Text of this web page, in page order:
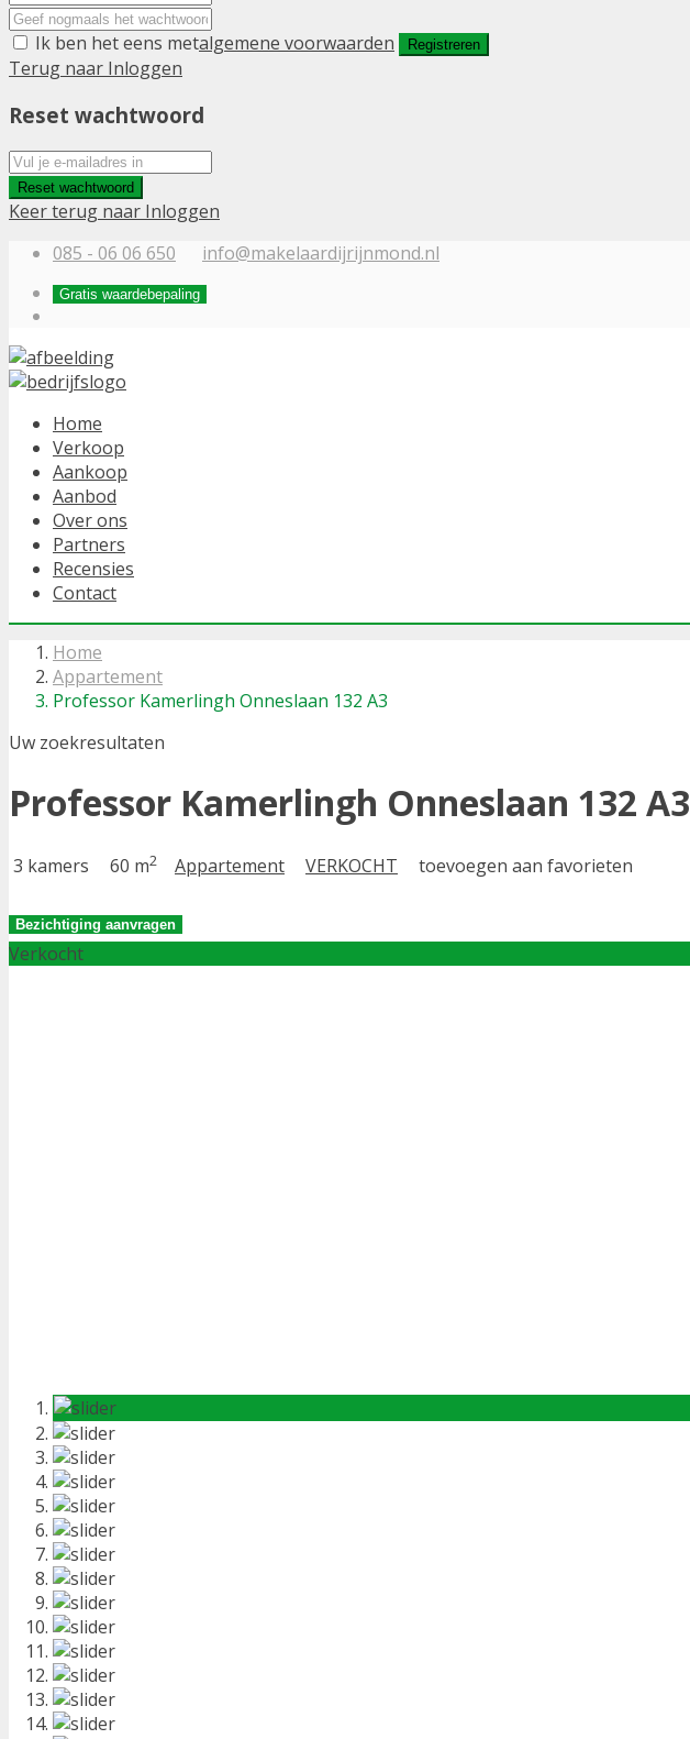
Ik ben het eens metalgemene voorwaarden Registreren
Terug naar Inloggen
Reset wachtwoord
Reset wachtwoord
Keer terug naar Inloggen
085 - 06 06 650
info@makelaardijrijnmond.nl
Gratis waardebepaling
Home
Verkoop
Aankoop
Aanbod
Over ons
Partners
Recensies
Contact
Home
Appartement
Professor Kamerlingh Onneslaan 132 A3
Uw zoekresultaten
Professor Kamerlingh Onneslaan 132 A3
3 kamers 60 m2 Appartement VERKOCHT toevoegen aan favorieten
Bezichtiging aanvragen
Verkocht